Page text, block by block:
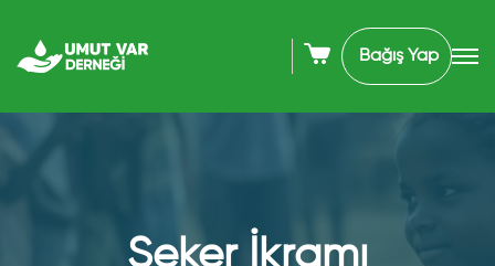
Bağış Yap
Şeker İkramı